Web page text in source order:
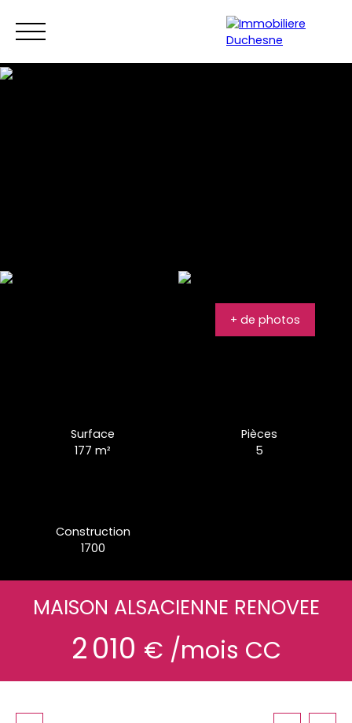
+ de photos
Surface
177m²
Pièces
5
Construction
1700
MAISON ALSACIENNE RENOVEE
2 010 € /mois CC